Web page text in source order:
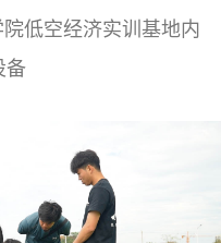
低空经济实训基地内
备